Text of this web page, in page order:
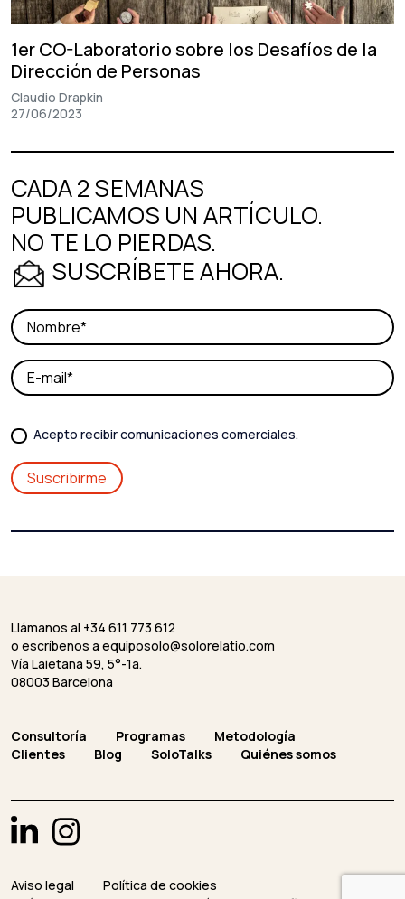
1er CO-Laboratorio sobre los Desafíos de la
Dirección de Personas
Claudio Drapkin
27/06/2023
CADA 2 SEMANAS
PUBLICAMOS UN ARTÍCULO.
NO TE LO PIERDAS.
SUSCRÍBETE AHORA.
Acepto recibir comunicaciones comerciales.
Llámanos al +34 611 773 612
o escríbenos a equiposolo@solorelatio.com
Vía Laietana 59, 5°-1a.
08003 Barcelona
Consultoría Programas
Metodología
Clientes
Blog SoloTalks Quiénes somos
Aviso legal
Política de cookies